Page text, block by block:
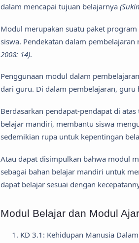
dalam mencapai tujuan belajarnya
Modul merupakan suatu paket
siswa. Pendekatan dalam
2008: 14).
Penggunaan modul dalam
dari guru. Di dalam pembelajaran, guru
Berdasarkan pendapat-pendapat di
belajar mandiri, membantu siswa
sedemikian rupa untuk kepentingan
Atau dapat disimpulkan bahwa modul
sebagai bahan belajar mandiri untuk
dapat belajar sesuai dengan
Modul Belajar dan Modul
KD 3.1: Kehidupan Manusia